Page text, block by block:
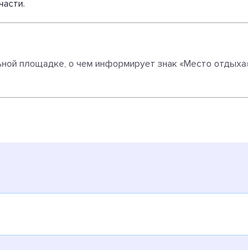
площадке, о чем информирует знак «Место